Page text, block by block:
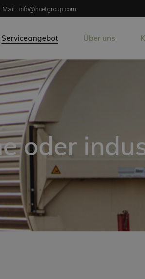
Mail : info@huetgroup.com
und Fundamente
Serviceangebot
Spezifische Holzqualitäten
Natürliche oder industrielle Trocknung
Lösungen für die Holzbehandlung
Über uns
oder